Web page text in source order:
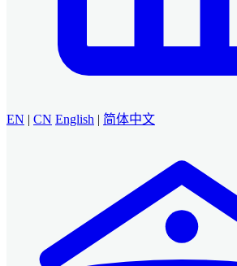
EN | CN English | 简体中文